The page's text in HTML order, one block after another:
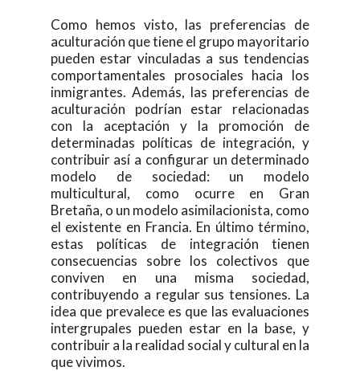
Como hemos visto, las preferencias de
aculturación que tiene el grupo mayoritario
pueden estar vinculadas a sus tendencias
comportamentales prosociales hacia los
inmigrantes. Además, las preferencias de
aculturación podrían estar relacionadas
con la aceptación y la promoción de
determinadas políticas de integración, y
contribuir así a configurar un determinado
modelo de sociedad: un modelo
multicultural, como ocurre en Gran
Bretaña, o un modelo asimilacionista, como
el existente en Francia. En último término,
estas políticas de integración tienen
consecuencias sobre los colectivos que
conviven en una misma sociedad,
contribuyendo a regular sus tensiones. La
idea que prevalece es que las evaluaciones
intergrupales pueden estar en la base, y
contribuir a la realidad social y cultural en la
que vivimos.